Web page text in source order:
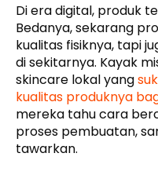
Di era digital, produk
Bedanya, sekarang
kualitas fisiknya, tapi
di sekitarnya. Kayak
skincare lokal yang
kualitas produknya
mereka tahu cara
proses pembuatan,
tawarkan.